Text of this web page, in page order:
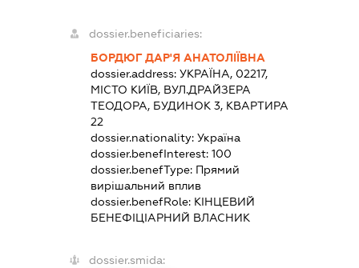
dossier.beneficiaries:
БОРДЮГ ДАР'Я АНАТОЛІЇВНА
dossier.address:УКРАЇНА, 02217,
МІСТО КИЇВ, ВУЛ.ДРАЙЗЕРА
ТЕОДОРА, БУДИНОК 3, КВАРТИРА
22
dossier.nationality:Україна
dossier.benefInterest:100
dossier.benefType: Прямий
вирішальний вплив
dossier.benefRole: КІНЦЕВИЙ
БЕНЕФІЦІАРНИЙ ВЛАСНИК
dossier.smida: